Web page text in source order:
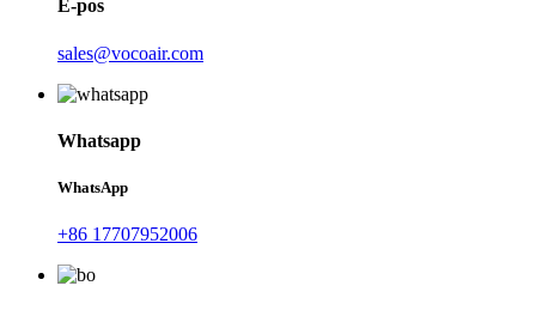
E-pos
sales@vocoair.com
Whatsapp
WhatsApp
+86 17707952006